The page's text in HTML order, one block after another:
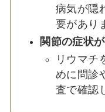
病気が隠
要があり
関節の症状
リウマチ
めに問診
査で確認